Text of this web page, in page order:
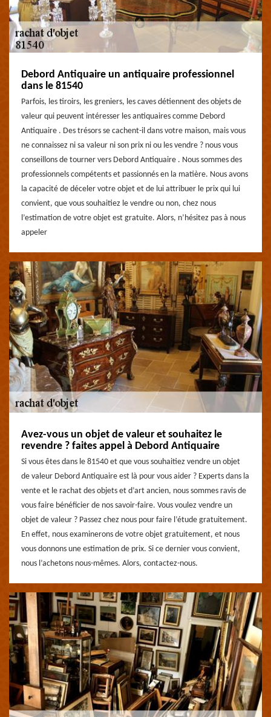
Debord Antiquaire un antiquaire professionnel
dans le 81540
Parfois, les tiroirs, les greniers, les caves détiennent des objets de
valeur qui peuvent intéresser les antiquaires comme Debord
Antiquaire . Des trésors se cachent-il dans votre maison, mais vous
ne connaissez ni sa valeur ni son prix ni ou les vendre ? nous vous
conseillons de tourner vers Debord Antiquaire . Nous sommes des
professionnels compétents et passionnés en la matière. Nous avons
la capacité de déceler votre objet et de lui attribuer le prix qui lui
convient, que vous souhaitiez le vendre ou non, chez nous
l’estimation de votre objet est gratuite. Alors, n’hésitez pas à nous
appeler
Avez-vous un objet de valeur et souhaitez le
revendre ? faites appel à Debord Antiquaire
Si vous êtes dans le 81540 et que vous souhaitiez vendre un objet
de valeur Debord Antiquaire est là pour vous aider ? Experts dans la
vente et le rachat des objets et d’art ancien, nous sommes ravis de
vous faire bénéficier de nos savoir-faire. Vous voulez vendre un
objet de valeur ? Passez chez nous pour faire l’étude gratuitement.
En effet, nous examinerons de votre objet gratuitement, et nous
vous donnons une estimation de prix. Si ce dernier vous convient,
nous l’achetons nous-mêmes. Alors, contactez-nous.